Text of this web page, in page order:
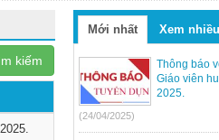
kiếm
Mới nhất Xem nhiều
Thông báo
Giáo viên
2025.
(24/04/2025)